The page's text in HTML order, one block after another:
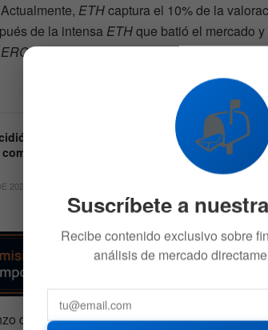
ETHcaptura el 10% de la
de la intensa ETHque batió el mercado
tomó el sábado.
vender
en su
2026
La burbuja de
llevar a
dólares,
de la semana pasada (30 de agosto), el
📬
Suscríbete a
Recibe contenido exclusivo sobre
análisis de mercado